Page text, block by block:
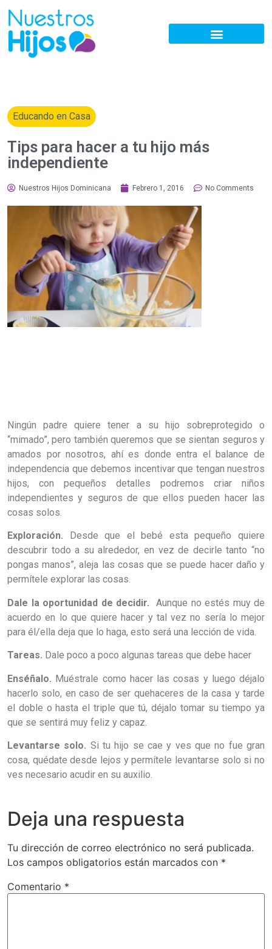
Educando en Casa
Tips para hacer a tu hijo más
independiente
Nuestros Hijos Dominicana Febrero 1, 2016 No Comments
Ningún padre quiere tener a su hijo sobreprotegido o
“mimado”, pero también queremos que se sientan seguros y
amados por nosotros, ahí es donde entra el balance de
independencia que debemos incentivar que tengan nuestros
hijos, con pequeños detalles podremos criar niños
independientes y seguros de que ellos pueden hacer las
cosas solos.
Exploración.
Desde que el bebé esta pequeño quiere
descubrir todo a su alrededor, en vez de decirle tanto “no
pongas manos”, aleja las cosas que se puede hacer daño y
permítele explorar las cosas.
Dale la oportunidad de decidir.
Aunque no estés muy de
acuerdo en lo que quiere hacer y tal vez no sería lo mejor
para él/ella deja que lo haga, esto será una lección de vida.
Tareas. Dale poco a poco algunas tareas que debe hacer
Enséñalo. Muéstrale como hacer las cosas y luego déjalo
hacerlo solo, en caso de ser quehaceres de la casa y tarde
el doble o hasta el triple que tú, déjalo tomar su tiempo ya
que se sentirá muy feliz y capaz.
Levantarse solo. Si tu hijo se cae y ves que no fue gran
cosa, quédate desde lejos y permítele levantarse solo si no
ves necesario acudir en su auxilio.
Deja una respuesta
Tu dirección de correo electrónico no será publicada.
Los campos obligatorios están marcados con *
Comentario *